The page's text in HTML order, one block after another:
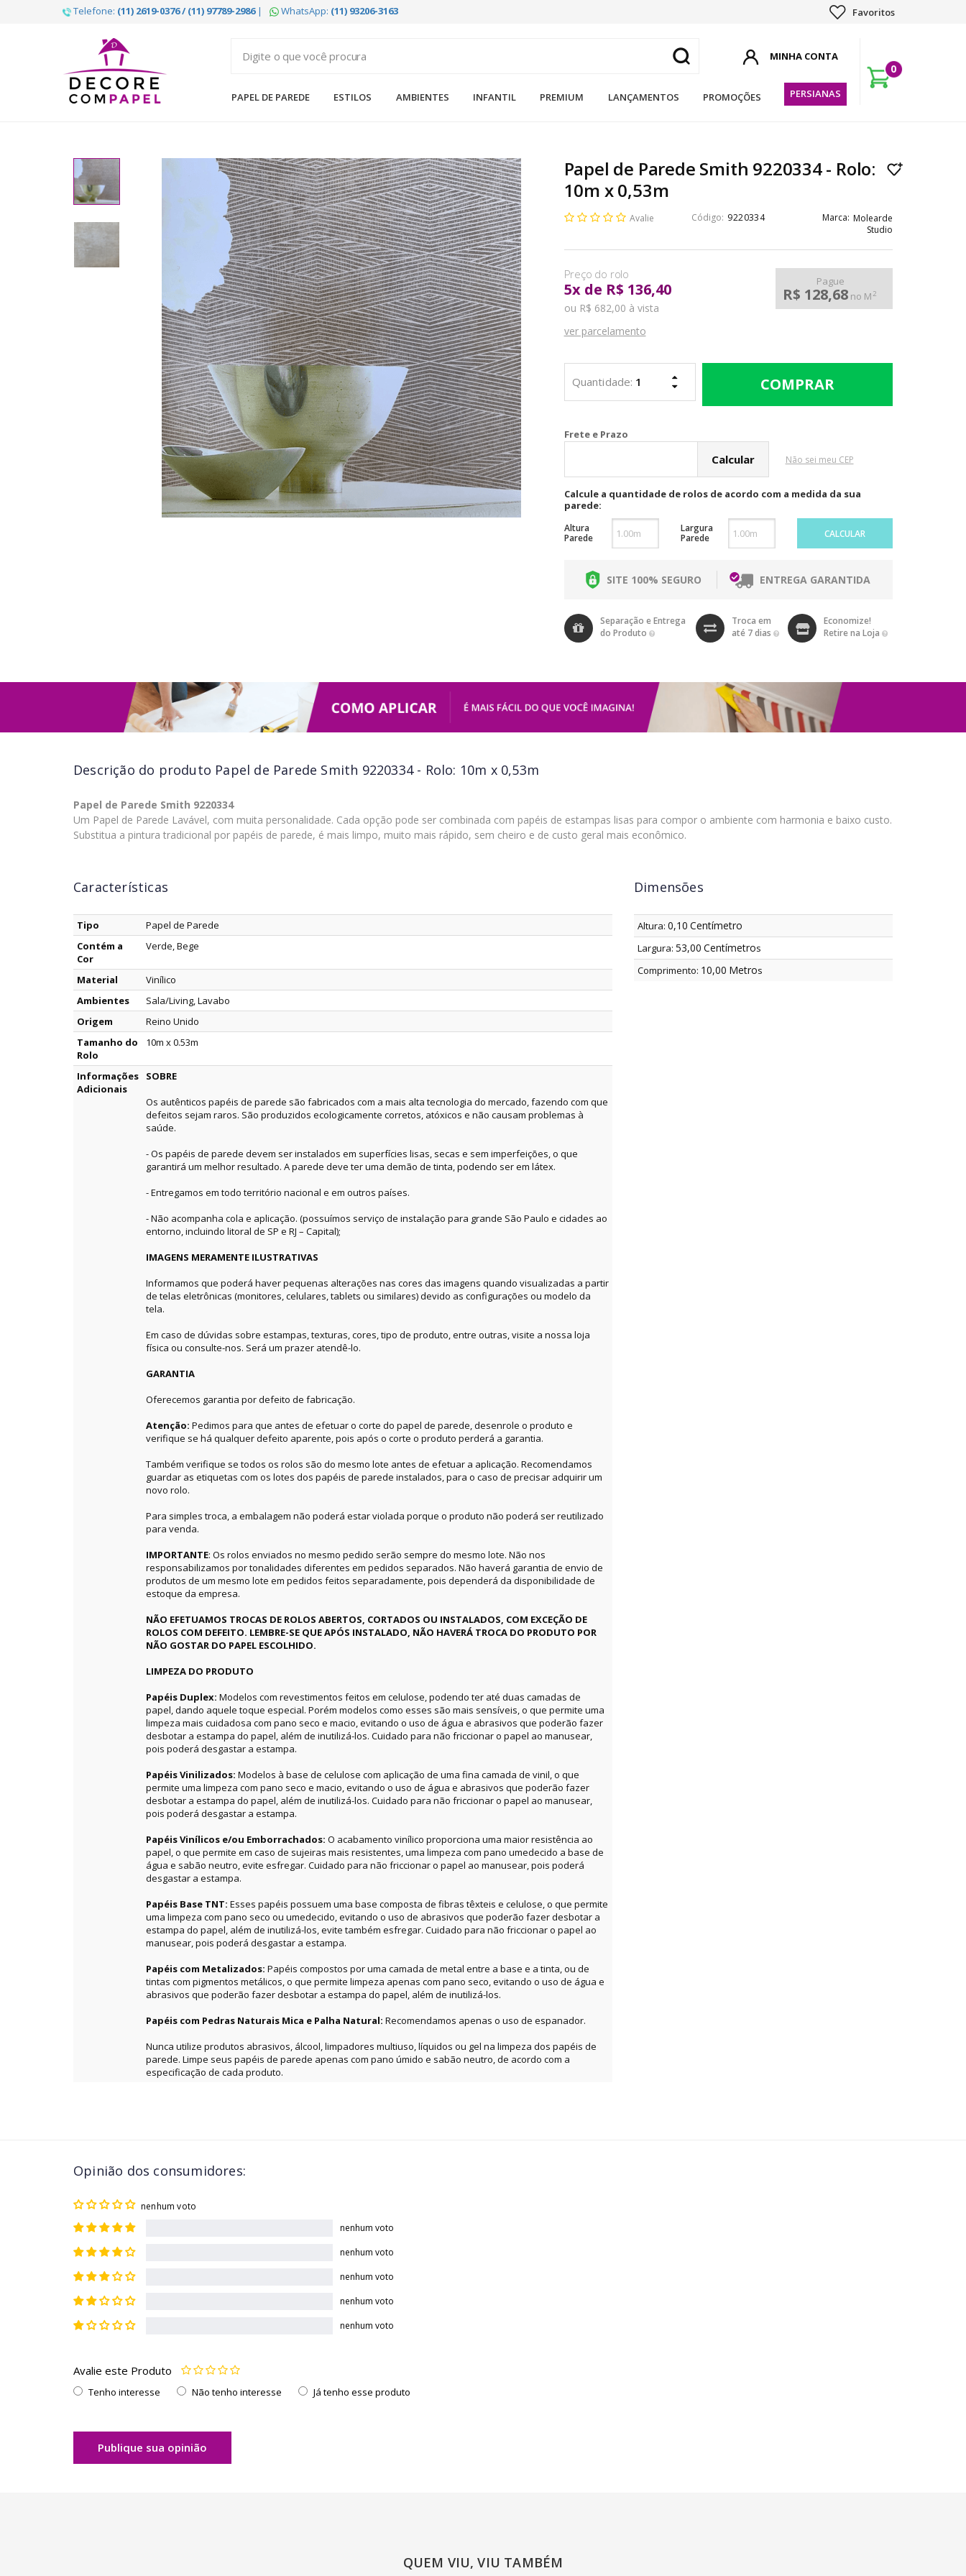
Telefone: (11) 2619-0376 / (11) 97789-2986| WhatsApp: (11) 93206-3163 Favoritos
PAPEL DE PAREDE ESTILOS AMBIENTES INFANTIL PREMIUM LANÇAMENTOS PROMOÇÕES PERSIANAS
0
Decore
com
papel
pioneira
em
venda
de
Papel
Internet
Papel de Parede Smith 9220334 - Rolo:
10m x 0,53m
Avalie 9220334
Molearde
Studio
5xde R$ 136,40
ou R$ 682,00 à vista
Pague
R$ 128,68 no M2
ver parcelamento
Não sei meu CEP
Calcule a quantidade de rolos de acordo com a medida da sua
parede:
Altura
Parede
Largura
Parede
CALCULAR
SITE 100% SEGURO ENTREGA GARANTIDA
Separação e Entrega
do Produto
Troca em
até 7 dias
Economize!
Retire na Loja
Descrição do produto Papel de Parede Smith 9220334 - Rolo: 10m x 0,53m
Papel de Parede Smith 9220334
Um Papel de Parede Lavável, com muita personalidade. Cada opção pode ser combinada com papéis de estampas lisas para compor o ambiente com harmonia e baixo custo.
Substitua a pintura tradicional por papéis de parede, é mais limpo, muito mais rápido, sem cheiro e de custo geral mais econômico.
Características
Tipo
Papel de Parede
Contém a
Cor
Verde, Bege
Material
Vinílico
Ambientes
Sala/Living, Lavabo
Origem
Reino Unido
Tamanho do
Rolo
10m x 0.53m
Informações
Adicionais
SOBRE
Os autênticos papéis de parede são fabricados com a mais alta tecnologia do mercado, fazendo com que
defeitos sejam raros. São produzidos ecologicamente corretos, atóxicos e não causam problemas à
saúde.
- Os papéis de parede devem ser instalados em superfícies lisas, secas e sem imperfeições, o que
garantirá um melhor resultado. A parede deve ter uma demão de tinta, podendo ser em látex.
- Entregamos em todo território nacional e em outros países.
- Não acompanha cola e aplicação. (possuímos serviço de instalação para grande São Paulo e cidades ao
entorno, incluindo litoral de SP e RJ – Capital);
IMAGENS MERAMENTE ILUSTRATIVAS
Informamos que poderá haver pequenas alterações nas cores das imagens quando visualizadas a partir
de telas eletrônicas (monitores, celulares, tablets ou similares) devido as configurações ou modelo da
tela.
Em caso de dúvidas sobre estampas, texturas, cores, tipo de produto, entre outras, visite a nossa loja
física ou consulte-nos. Será um prazer atendê-lo.
GARANTIA
Oferecemos garantia por defeito de fabricação.
Atenção: Pedimos para que antes de efetuar o corte do papel de parede, desenrole o produto e
verifique se há qualquer defeito aparente, pois após o corte o produto perderá a garantia.
Também verifique se todos os rolos são do mesmo lote antes de efetuar a aplicação. Recomendamos
guardar as etiquetas com os lotes dos papéis de parede instalados, para o caso de precisar adquirir um
novo rolo.
Para simples troca, a embalagem não poderá estar violada porque o produto não poderá ser reutilizado
para venda.
IMPORTANTE: Os rolos enviados no mesmo pedido serão sempre do mesmo lote. Não nos
responsabilizamos por tonalidades diferentes em pedidos separados. Não haverá garantia de envio de
produtos de um mesmo lote em pedidos feitos separadamente, pois dependerá da disponibilidade de
estoque da empresa.
NÃO EFETUAMOS TROCAS DE ROLOS ABERTOS, CORTADOS OU INSTALADOS, COM EXCEÇÃO DE
ROLOS COM DEFEITO. LEMBRE-SE QUE APÓS INSTALADO, NÃO HAVERÁ TROCA DO PRODUTO POR
NÃO GOSTAR DO PAPEL ESCOLHIDO.
LIMPEZA DO PRODUTO
Papéis Duplex: Modelos com revestimentos feitos em celulose, podendo ter até duas camadas de
papel, dando aquele toque especial. Porém modelos como esses são mais sensíveis, o que permite uma
limpeza mais cuidadosa com pano seco e macio, evitando o uso de água e abrasivos que poderão fazer
desbotar a estampa do papel, além de inutilizá-los. Cuidado para não friccionar o papel ao manusear,
pois poderá desgastar a estampa.
Papéis Vinilizados: Modelos à base de celulose com aplicação de uma fina camada de vinil, o que
permite uma limpeza com pano seco e macio, evitando o uso de água e abrasivos que poderão fazer
desbotar a estampa do papel, além de inutilizá-los. Cuidado para não friccionar o papel ao manusear,
pois poderá desgastar a estampa.
Papéis Vinílicos e/ou Emborrachados: O acabamento vinílico proporciona uma maior resistência ao
papel, o que permite em caso de sujeiras mais resistentes, uma limpeza com pano umedecido a base de
água e sabão neutro, evite esfregar. Cuidado para não friccionar o papel ao manusear, pois poderá
desgastar a estampa.
Papéis Base TNT: Esses papéis possuem uma base composta de fibras têxteis e celulose, o que permite
uma limpeza com pano seco ou umedecido, evitando o uso de abrasivos que poderão fazer desbotar a
estampa do papel, além de inutilizá-los, evite também esfregar. Cuidado para não friccionar o papel ao
manusear, pois poderá desgastar a estampa.
Papéis com Metalizados: Papéis compostos por uma camada de metal entre a base e a tinta, ou de
tintas com pigmentos metálicos, o que permite limpeza apenas com pano seco, evitando o uso de água e
abrasivos que poderão fazer desbotar a estampa do papel, além de inutilizá-los.
Papéis com Pedras Naturais Mica e Palha Natural: Recomendamos apenas o uso de espanador.
Nunca utilize produtos abrasivos, álcool, limpadores multiuso, líquidos ou gel na limpeza dos papéis de
parede. Limpe seus papéis de parede apenas com pano úmido e sabão neutro, de acordo com a
especificação de cada produto.
Dimensões
Altura: 0,10 Centímetro
Largura: 53,00 Centímetros
Comprimento: 10,00 Metros
Opinião dos consumidores:
nenhum voto
nenhum voto
nenhum voto
nenhum voto
nenhum voto
nenhum voto
Avalie este Produto
Tenho interesse Não tenho interesse Já tenho esse produto
Publique sua opinião
QUEM VIU, VIU TAMBÉM